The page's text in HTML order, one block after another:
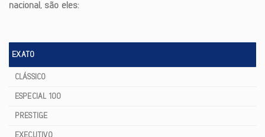
nacional, são eles:
EXATO
CLÁSSICO
ESPECIAL 100
PRESTIGE
EXECUTIVO